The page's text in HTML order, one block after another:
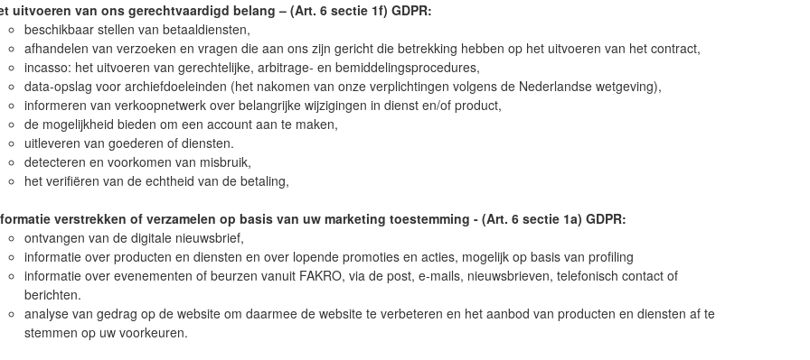
uitvoeren van ons gerechtvaardigd belang – (Art. 6 sectie 1f) GDPR:
beschikbaar stellen van betaaldiensten,
afhandelen van verzoeken en vragen die aan ons zijn gericht die betrekking hebben op het uitvoeren van het contract,
incasso: het uitvoeren van gerechtelijke, arbitrage- en bemiddelingsprocedures,
data-opslag voor archiefdoeleinden (het nakomen van onze verplichtingen volgens de Nederlandse wetgeving),
informeren van verkoopnetwerk over belangrijke wijzigingen in dienst en/of product,
de mogelijkheid bieden om een account aan te maken,
uitleveren van goederen of diensten.
detecteren en voorkomen van misbruik,
het verifiëren van de echtheid van de betaling,
verstrekken of verzamelen op basis van uw marketing toestemming - (Art. 6 sectie 1a) GDPR:
ontvangen van de digitale nieuwsbrief,
informatie over producten en diensten en over lopende promoties en acties, mogelijk op basis van profiling
informatie over evenementen of beurzen vanuit FAKRO, via de post, e-mails, nieuwsbrieven, telefonisch contact of
berichten.
analyse van gedrag op de website om daarmee de website te verbeteren en het aanbod van producten en diensten af te
stemmen op uw voorkeuren.